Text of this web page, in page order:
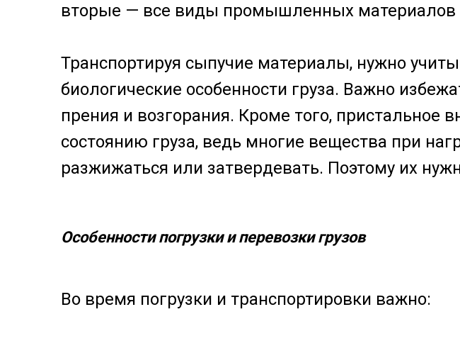
вторые — все виды промышленных материалов
Транспортируя сыпучие материалы, нужно
биологические особенности груза. Важно
прения и возгорания. Кроме того, пристальное
состоянию груза, ведь многие вещества при
разжижаться или затвердевать. Поэтому их
Во время погрузки и транспортировки важно:
Особенности погрузки и перевозки грузов